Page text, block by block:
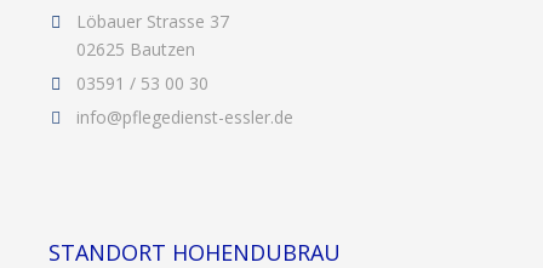
Löbauer Strasse 37
02625 Bautzen
03591 / 53 00 30
info@pflegedienst-essler.de
STANDORT HOHENDUBRAU